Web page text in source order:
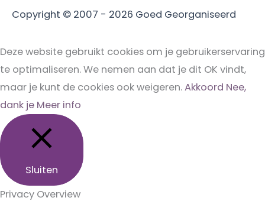
Copyright © 2007 - 2026 Goed Georganiseerd
Deze website gebruikt cookies om je gebruikerservaring
te optimaliseren. We nemen aan dat je dit OK vindt,
maar je kunt de cookies ook weigeren.Akkoord Nee,
dank je Meer info
Sluiten
Privacy Overview